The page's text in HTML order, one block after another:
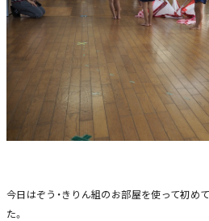
今日はぞう・きりん組のお部屋を使って初め
た。